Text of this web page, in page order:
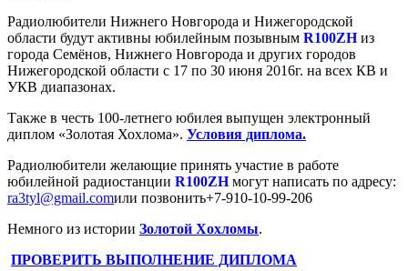
Радиолюбители Нижнего Новгорода и Нижегородской
области будут активны юбилейным позывным R100ZHиз
города Семёнов, Нижнего Новгорода и других городов
Нижегородской области с 17 по 30 июня 2016г. на всех КВ и
УКВ диапазонах.
Также в честь 100-летнего юбилея выпущен электронный
диплом «Золотая Хохлома». Условия диплома.
Радиолюбители желающие принять участие в работе
юбилейной радиостанции R100ZHмогут написать по адресу:
ra3tyl@gmail.comили позвонить+7-910-10-99-206
Немного из истории Золотой Хохломы.
ПРОВЕРИТЬ ВЫПОЛНЕНИЕ ДИПЛОМА